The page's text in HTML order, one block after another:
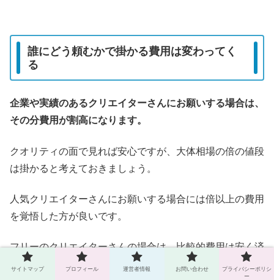
誰にどう頼むかで掛かる費用は変わってく
る
企業や実績のあるクリエイターさんにお願いする場合は、
その分費用が割高になります。
クオリティの面で見れば安心ですが、大体相場の倍の値段
は掛かると考えておきましょう。
人気クリエイターさんにお願いする場合には倍以上の費用
を覚悟した方が良いです。
フリーのクリエイターさんの場合は、比較的費用は安く済
みます。
サイトマップ プロフィール 運営者情報 お問い合わせ
プライバシーポリシ
ー